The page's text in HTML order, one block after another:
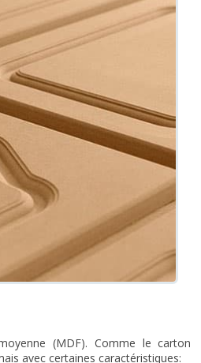
(MDF). Comme le carton
avec certaines caractéristiques: